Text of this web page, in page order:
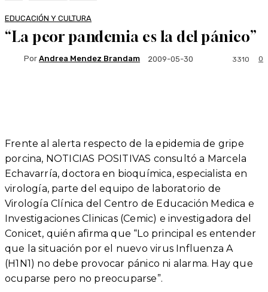
EDUCACIÓN Y CULTURA
“La peor pandemia es la del pánico”
Por Andrea Mendez Brandam 2009-05-30 0
3310
Frente al alerta respecto de la epidemia de gripe
porcina, NOTICIAS POSITIVAS consultó a Marcela
Echavarría, doctora en bioquímica, especialista en
virología, parte del equipo de laboratorio de
Virología Clínica del Centro de Educación Medica e
Investigaciones Clinicas (Cemic) e investigadora del
Conicet, quién afirma que “Lo principal es entender
que la situación por el nuevo virus Influenza A
(H1N1) no debe provocar pánico ni alarma. Hay que
ocuparse pero no preocuparse”.